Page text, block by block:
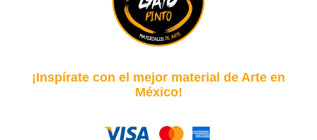
¡Inspírate con el mejor material de Arte en
México!